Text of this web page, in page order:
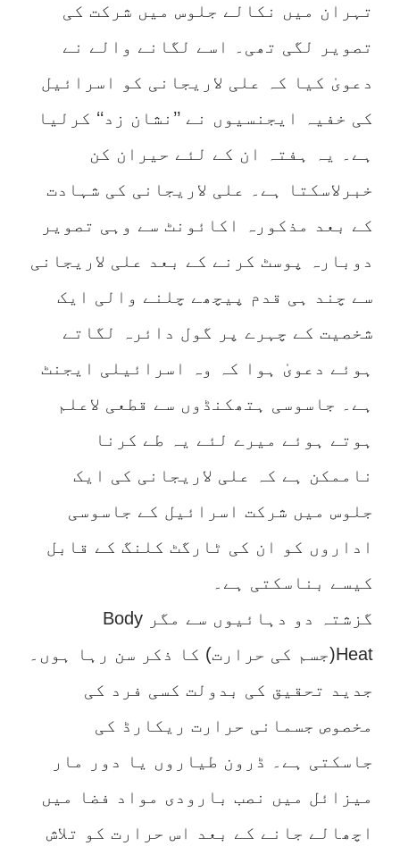
تہران میں نکالے جلوس میں شرکت کی
تصویر لگی تھی۔ اسے لگانے والے نے
دعویٰ کیا کہ علی لاریجانی کو اسرائیل
کی خفیہ ایجنسیوں نے ’’نشان زد‘‘ کرلیا
ہے۔ یہ ہفتہ ان کے لئے حیران کن
خبرلاسکتا ہے۔ علی لاریجانی کی شہادت
کے بعد مذکورہ اکائونٹ سے وہی تصویر
دوبارہ پوسٹ کرنے کے بعد علی لاریجانی
سے چند ہی قدم پیچھے چلنے والی ایک
شخصیت کے چہرے پر گول دائرہ لگاتے
ہوئے دعویٰ ہوا کہ وہ اسرائیلی ایجنٹ
ہے۔ جاسوسی ہتھکنڈوں سے قطعی لاعلم
ہوتے ہوئے میرے لئے یہ طے کرنا
ناممکن ہے کہ علی لاریجانی کی ایک
جلوس میں شرکت اسرائیل کے جاسوسی
اداروں کو ان کی ٹارگٹ کلنگ کے قابل
کیسے بناسکتی ہے۔
گزشتہ دو دہائیوں سے مگر Body
Heat(جسم کی حرارت) کا ذکر سن رہا ہوں۔
جدید تحقیق کی بدولت کسی فرد کی
مخصوص جسمانی حرارت ریکارڈ کی
جاسکتی ہے۔ ڈرون طیاروں یا دور مار
میزائل میں نصب بارودی مواد فضا میں
اچھالے جانے کے بعد اس حرارت کو تلاش